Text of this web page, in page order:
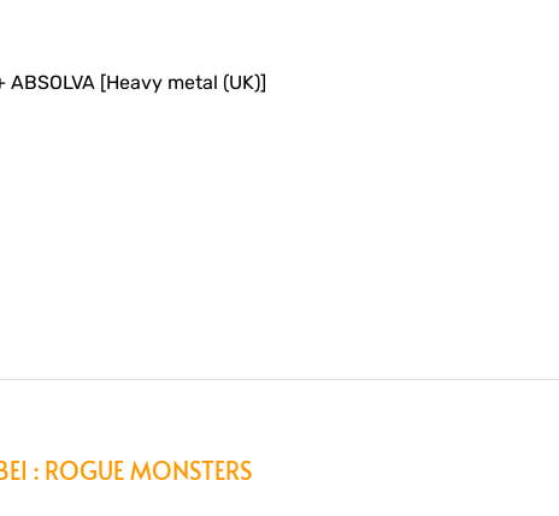
ABSOLVA [Heavy metal (UK)]
: ROGUE MONSTERS